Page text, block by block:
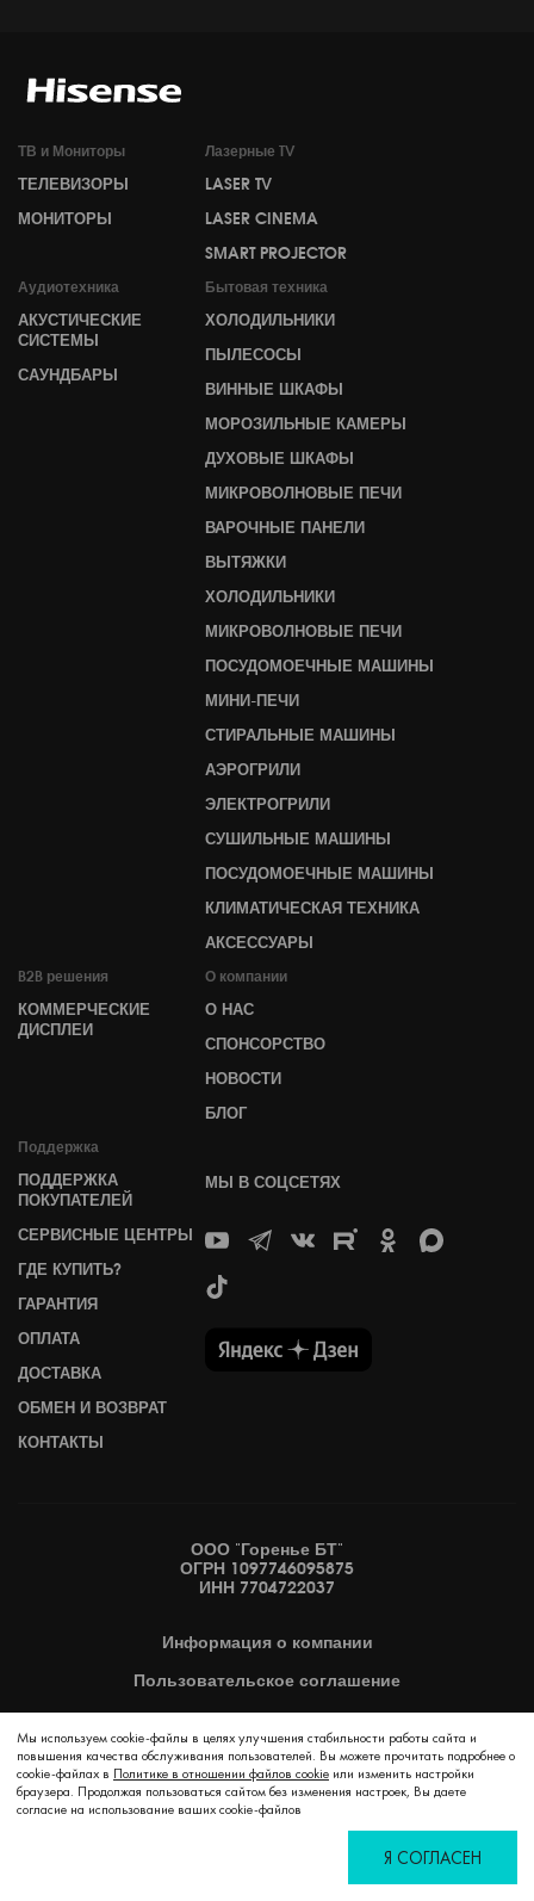
Мы используем cookie-файлы в целях улучшения стабильности работы сайта и
повышения качества обслуживания пользователей. Вы можете прочитать подробнее о
cookie-файлах в Политике в отношении файлов cookie или изменить настройки
браузера. Продолжая пользоваться сайтом без изменения настроек, Вы даете
согласие на использование ваших cookie-файлов
Я СОГЛАСЕН
Корзина Войти
ТВ и Мониторы
ТЕЛЕВИЗОРЫ
МОНИТОРЫ
Лазерные TV
LASER TV
LASER CINEMA
SMART PROJECTOR
Аудиотехника
АКУСТИЧЕСКИЕ
СИСТЕМЫ
САУНДБАРЫ
Бытовая техника
ХОЛОДИЛЬНИКИ
ПЫЛЕСОСЫ
ВИННЫЕ ШКАФЫ
МОРОЗИЛЬНЫЕ КАМЕРЫ
ДУХОВЫЕ ШКАФЫ
МИКРОВОЛНОВЫЕ ПЕЧИ
ВАРОЧНЫЕ ПАНЕЛИ
ВЫТЯЖКИ
ХОЛОДИЛЬНИКИ
МИКРОВОЛНОВЫЕ ПЕЧИ
ПОСУДОМОЕЧНЫЕ МАШИНЫ
МИНИ-ПЕЧИ
СТИРАЛЬНЫЕ МАШИНЫ
АЭРОГРИЛИ
ЭЛЕКТРОГРИЛИ
СУШИЛЬНЫЕ МАШИНЫ
ПОСУДОМОЕЧНЫЕ МАШИНЫ
КЛИМАТИЧЕСКАЯ ТЕХНИКА
АКСЕССУАРЫ
B2B решения
КОММЕРЧЕСКИЕ
ДИСПЛЕИ
О компании
О НАС
СПОНСОРСТВО
НОВОСТИ
БЛОГ
Поддержка
ПОДДЕРЖКА
ПОКУПАТЕЛЕЙ
СЕРВИСНЫЕ ЦЕНТРЫ
ГДЕ КУПИТЬ?
ГАРАНТИЯ
ОПЛАТА
ДОСТАВКА
ОБМЕН И ВОЗВРАТ
КОНТАКТЫ
МЫ В СОЦСЕТЯХ
ООО "Горенье БТ"
ОГРН 1097746095875
ИНН 7704722037
Информация о компании
Пользовательское соглашение
Политикаконфиденциальности
SLA
Оферта